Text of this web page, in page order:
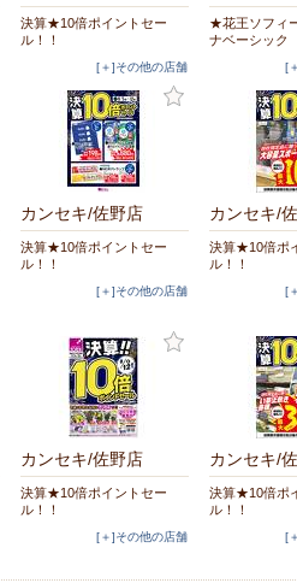
決算★10倍ポイントセー
ル！！
[＋]その他の店舗
★花王ソフィ
ナベーシック
[
カンセキ/佐野店
決算★10倍ポイントセー
ル！！
[＋]その他の店舗
カンセキ/
決算★10倍ポ
ル！！
[
カンセキ/佐野店
決算★10倍ポイントセー
ル！！
[＋]その他の店舗
カンセキ/
決算★10倍ポ
ル！！
[